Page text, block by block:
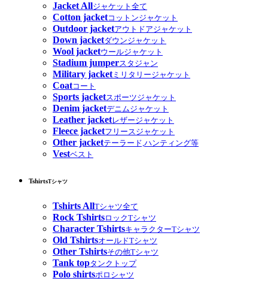
Jacket Allジャケット全て
Cotton jacketコットンジャケット
Outdoor jacketアウトドアジャケット
Down jacketダウンジャケット
Wool jacketウールジャケット
Stadium jumperスタジャン
Military jacketミリタリージャケット
Coatコート
Sports jacketスポーツジャケット
Denim jacketデニムジャケット
Leather jacketレザージャケット
Fleece jacketフリースジャケット
Other jacketテーラード,ハンティング等
Vestベスト
TshirtsTシャツ
Tshirts AllTシャツ全て
Rock TshirtsロックTシャツ
Character TshirtsキャラクターTシャツ
Old TshirtsオールドTシャツ
Other Tshirtsその他Tシャツ
Tank topタンクトップ
Polo shirtsポロシャツ